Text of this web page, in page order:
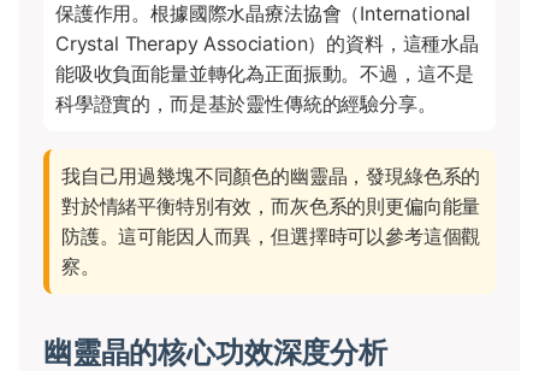
保護作用。根據國際水晶療法協會（International
Crystal Therapy Association）的資料，這種水晶
能吸收負面能量並轉化為正面振動。不過，這不是
科學證實的，而是基於靈性傳統的經驗分享。
我自己用過幾塊不同顏色的幽靈晶，發現綠色系的
對於情緒平衡特別有效，而灰色系的則更偏向能量
防護。這可能因人而異，但選擇時可以參考這個觀
察。
幽靈晶的核心功效深度分析